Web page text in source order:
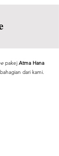
pakej Atma Hana
dari kami.